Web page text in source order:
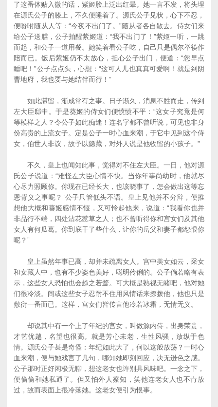
了这番体贴入微的话，紫姬脸上泛出红晕。她一言不发，将头埋
在源氏公子的膝上，不久便睡着了。源氏公子见状，心下不忍，
便吩咐随从人等：“今夜不出门了。”随从者各自散去。侍女们来
给公子送膳，公子拍醒紫姬道：“我不出门了！”紫姬一听，一跳
而起，和公子一道用餐。她笑着看公子吃，自己只是偶尔举筷作
陪而已。饭后紫姬仍不太放心，担心公子出门，便道：“您早点
睡吧！”公子点点头，心想：“这可人儿也真真可爱啊！就是到阴
曹地府，我也要与她结伴而行！”
如此滞留，渐成常有之事。日子渐久，消息不胜而走，传到
左大臣邸中。于是葵姬的侍女们便愤愤不平：“这女子究竟是何
等模样之人？令公子如此痴迷！连名字都不曾听说，可见也非身
份高贵的上流女子。定是公子一时心血来潮，于它中见到这个侍
女，伯世人非议，故予以隐藏，对外人说是他收留的小孩子。”
不久，皇上也闻知此事，觉得对不住左大臣。一日，他对源
氏公子说道：“难怪左大臣心情不快。当你年事尚幼时，他就尽
心尽力照顾你。你现在已经长大，也该晓事了，怎会做出这等忘
恩背义之事呢？”公子只管低头不语。皇上见他并不分辩，便推
想他大概和葵姬感情不惬，又可怜起他来，说道：“我看你也并
非品行不端，四处沾花惹草之人；也不曾听得你和宫女们及其他
女人有何瓜葛。你到底干了些什么，让你的岳父和妻子都怨恨你
呢？”
皇上虽然年事已高，却并未疏离女人。宫中美女如云，采女
和女藏人中，也有不少姿色美好，聪明伶俐的。公子倘若略有表
示，这些女人恐怕也会趋之若鹜。可大概是熟视无睹吧，他对她
们很冷淡。间或这些女子忍耐不住用风情话来撩拨他，他也只是
敷衍一番而已。这样，宫女们皆传言他冷若冰霜，无情无义。
却说其中有一个上了年纪的宫女，叫做源内侍，出身荣贵，
才艺优越，名望也很高。就是芳心未老，生性风骚，放纵于色
情。源氏公子甚是奇怪：年纪如此大了，何以这般放荡？一时心
血来潮，便与她戏言了几句，哪知她即刻回应，决无逊色之感。
公子那时正好闲极无聊，想这老女也许别具风味吧。一念之下，
便偷偷和她私通了。但又怕外人察知，笑他连老女人也不肯放
过，故而表面上很冷落她。这老女便引为恨事。